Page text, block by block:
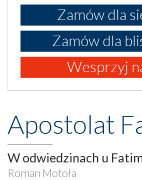
Zamów dla
Zamów dla
Wesprzyj
Apostolat
W odwiedzinach u
Roman Motoła